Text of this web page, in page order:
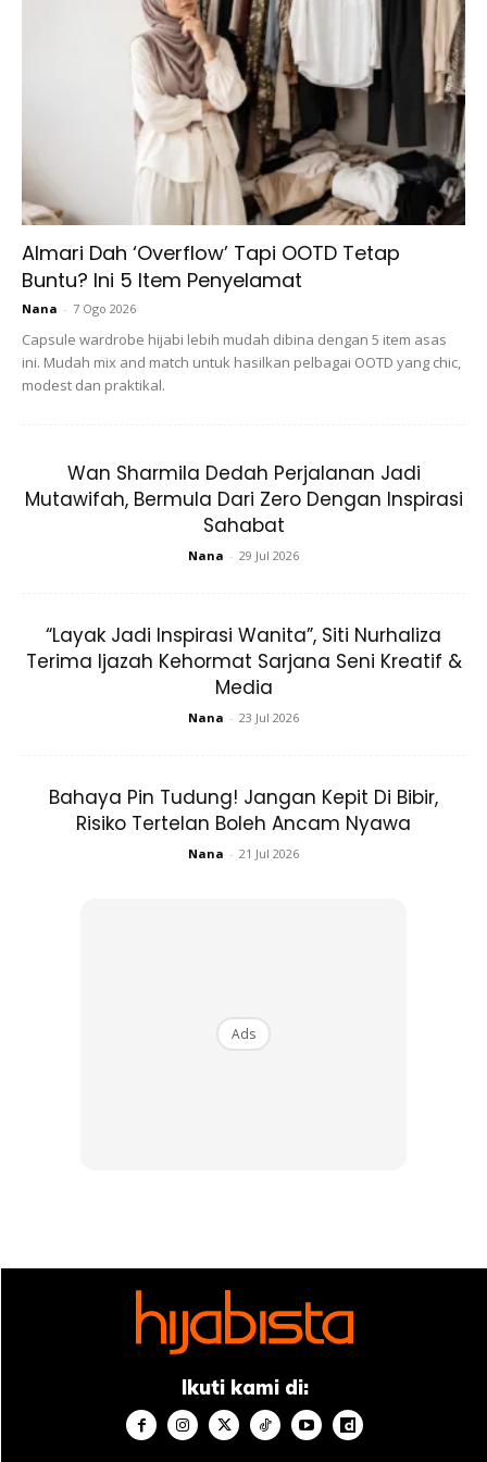
Walaupun sibuk dengan kerja, tetapi Izyan tetap konsisten
workout.Dia melakukanworkout
yang mudah
di mana boleh didapati melalui google play. Jika kita sudah
kena berdisiplin dan berkorban
. Jadi Izyan
tetap konsisten melakukan workoutwaktu malam selepas
balik dari kerja.
Antara aktiviti dilakukan.
Setelah melakukan pelbagai usaha, menurutnya timbangan
kg kepada 65.5. Penurunan ini memang mengejutkan
kerana tidak percaya dapat menghilangkan 3 kg dalam
Almari Dah ‘Overflow’ Tapi OOTD Tetap
Buntu? Ini 5 Item Penyelamat
Nana - 7 Ogo 2026
Capsule wardrobe hijabi lebih mudah dibina dengan 5 item asas
ini. Mudah mix and match untuk hasilkan pelbagai OOTD yang chic,
modest dan praktikal.
Wan Sharmila Dedah Perjalanan Jadi
Mutawifah, Bermula Dari Zero Dengan Inspirasi
Sahabat
Nana - 29 Jul 2026
“Layak Jadi Inspirasi Wanita”, Siti Nurhaliza
Terima Ijazah Kehormat Sarjana Seni Kreatif &
Media
Nana - 23 Jul 2026
Bahaya Pin Tudung! Jangan Kepit Di Bibir,
Risiko Tertelan Boleh Ancam Nyawa
Nana - 21 Jul 2026
Ads
Ikuti kami di: